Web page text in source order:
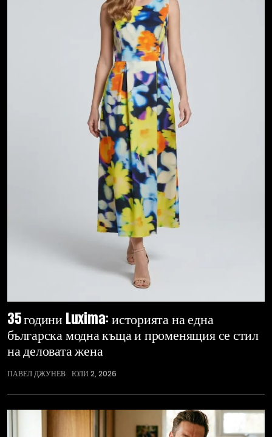
35 години Luxima: историята на една
българска модна къща и променящия се стил
на деловата жена
ПАВЕЛ ДЖУНЕВ ЮЛИ 2, 2026